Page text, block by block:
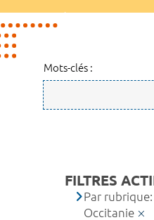
Mots-clés :
FILTRES
Par rubrique:
Occitanie